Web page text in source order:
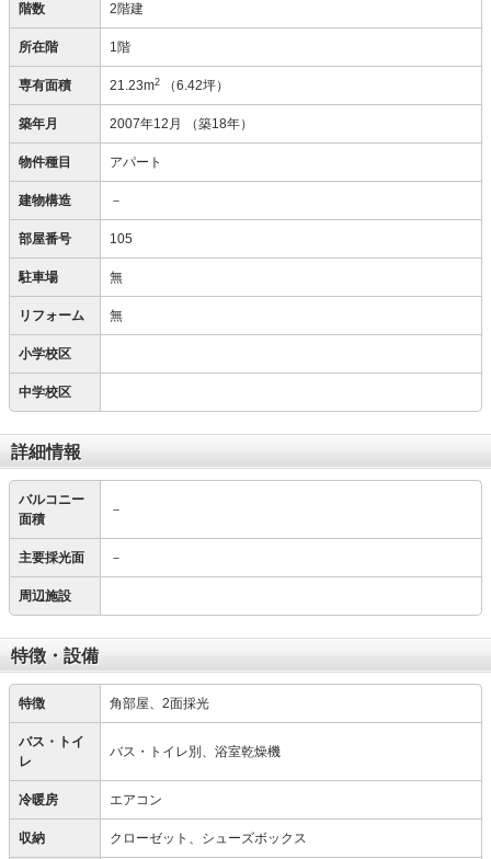
階数 2階建
所在階 1階
専有面積 21.23m2 （6.42坪）
築年月 2007年12月 （築18年）
物件種目 アパート
建物構造 －
部屋番号 105
駐車場 無
リフォーム 無
小学校区
中学校区
詳細情報
バルコニー
面積
－
主要採光面 －
周辺施設
特徴・設備
特徴 角部屋、2面採光
バス・トイ
レ
バス・トイレ別、浴室乾燥機
冷暖房 エアコン
収納 クローゼット、シューズボックス